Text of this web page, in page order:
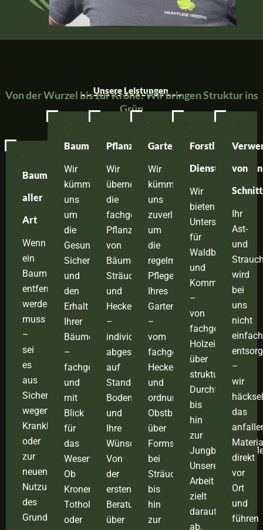
Unsere Leistungen
Von der Wurzel bis zur Krone: Wir bringen Struktur ins
Grün
Baumfällungen
aller
Art
Wenn
ein
Baum
entfernt
werden
muss
–
sei
es
aus
Sicherheitsgründen,
wegen
Krankheiten
oder
zur
neuen
Nutzung
des
Grundstücks
Baumpflegearbeiten
Wir
kümmern
uns
um
die
Gesundheit,
Sicherheit
und
den
Erhalt
Ihrer
Bäume
–
fachgerecht
und
mit
Blick
für
das
Wesentliche.
Ob
Kronenpflege,
Totholzentfernung
oder
Pflanzungen
Wir
übernehmen
die
fachgerechte
Pflanzung
von
Bäumen,
Sträuchern
und
Hecken
–
individuell
abgestimmt
auf
Standort,
Bodenverhältnisse
und
Ihre
Wünsche.
Von
der
ersten
Beratung
über
Gartenpflege
Wir
kümmern
uns
zuverlässig
um
die
regelmäßige
Pflege
Ihres
Gartens
–
vom
fachgerechten
Heckenschnitt
und
ordnungsgemäßen
Obstbaumschnitt
über
Formschnitte
bei
Sträuchern
bis
hin
zur
Forstliche
Dienstleistungen
Wir
bieten
Unterstützung
für
Waldbesitzer
und
Kommunen
–
von
fachgerechtem
Holzeinschlag
über
strukturierte
Durchforstung
bis
hin
zur
Unsere
Arbeit
zielt
darauf
ab,
von
Ihr
Ast-
und
wird
bei
uns
nicht
einfach
–
wir
das
direkt
vor
Ort
und
führen